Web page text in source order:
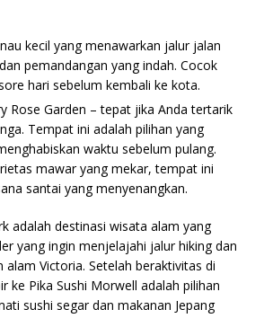
kecil yang menawarkan jalur jalan
pemandangan yang indah. Cocok
hari sebelum kembali ke kota.
Rose Garden – tepat jika Anda tertarik
Tempat ini adalah pilihan yang
waktu sebelum pulang.
mawar yang mekar, tempat ini
santai yang menyenangkan.
adalah destinasi wisata alam yang
yang ingin menjelajahi jalur hiking dan
alam Victoria. Setelah beraktivitas di
ke Pika Sushi Morwell adalah pilihan
sushi segar dan makanan Jepang